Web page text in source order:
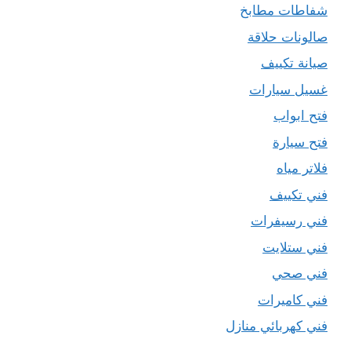
شفاطات مطابخ
صالونات حلاقة
صيانة تكييف
غسيل سيارات
فتح ابواب
فتح سيارة
فلاتر مياه
فني تكييف
فني رسيفرات
فني ستلايت
فني صحي
فني كاميرات
فني كهربائي منازل